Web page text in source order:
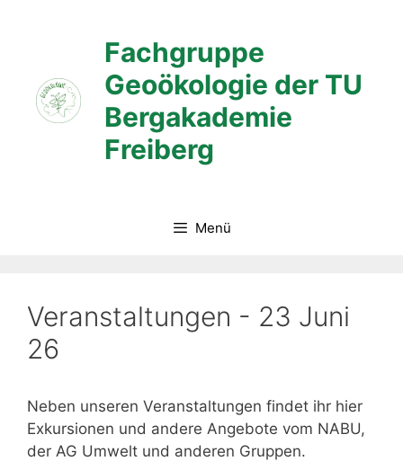
Fachgruppe
Geoökologie der TU
Bergakademie
Freiberg
Menü
Veranstaltungen - 23 Juni
26
Neben unseren Veranstaltungen findet ihr hier
Exkursionen und andere Angebote vom NABU,
der AG Umwelt und anderen Gruppen.